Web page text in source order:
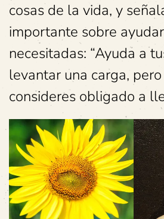
cosas de la vida, y
importante sobre
necesitadas: “Ayuda a
levantar una carga,
consideres obligado a